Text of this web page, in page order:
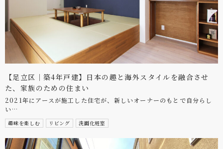
【足立区｜築4年戸建】日本の趣と海外スタイルを融合させ
た、家族のための住まい
2021年にアースが施工した住宅が、新しいオーナーのもとで自分らし
い…
趣味を楽しむ リビング 洗面化粧室